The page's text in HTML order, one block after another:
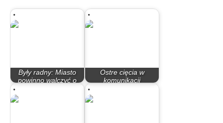
Były radny: Miasto
powinno walczyć o
wojskową prokuraturę
Ostre cięcia w
komunikacji